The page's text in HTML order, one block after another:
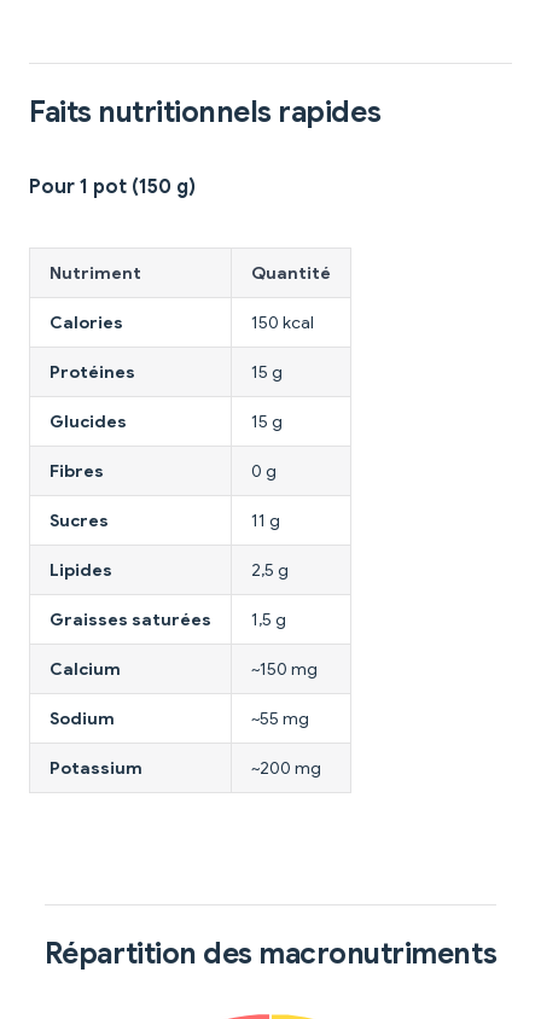
Faits nutritionnels rapides
Pour 1 pot (150 g)
Nutriment Quantité
Calories 150 kcal
Protéines 15 g
Glucides 15 g
Fibres 0 g
Sucres 11 g
Lipides 2,5 g
Graisses saturées 1,5 g
Calcium ~150 mg
Sodium ~55 mg
Potassium ~200 mg
Répartition des macronutriments